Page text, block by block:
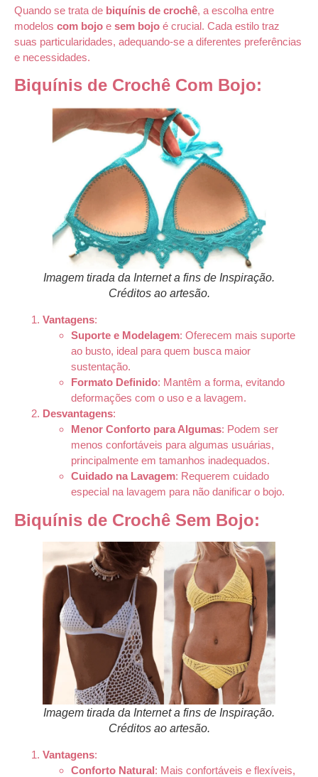
Quando se trata de biquínis de crochê, a escolha entre
modelos com bojo e sem bojo é crucial. Cada estilo traz
suas particularidades, adequando-se a diferentes preferências
e necessidades.
Biquínis de Crochê Com Bojo:
Imagem tirada da Internet a fins de Inspiração.
Créditos ao artesão.
Vantagens:
Suporte e Modelagem: Oferecem mais suporte
ao busto, ideal para quem busca maior
sustentação.
Formato Definido: Mantêm a forma, evitando
deformações com o uso e a lavagem.
Desvantagens:
Menor Conforto para Algumas: Podem ser
menos confortáveis para algumas usuárias,
principalmente em tamanhos inadequados.
Cuidado na Lavagem: Requerem cuidado
especial na lavagem para não danificar o bojo.
Biquínis de Crochê Sem Bojo:
Imagem tirada da Internet a fins de Inspiração.
Créditos ao artesão.
Vantagens:
Conforto Natural: Mais confortáveis e flexíveis,